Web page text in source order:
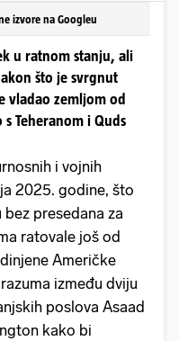
izvore na Googleu
u ratnom stanju, ali
što je svrgnut
vladao zemljom od
Teheranom i Quds
i vojnih
2025. godine, što
presedana za
ratovale još od
Američke
između dviju
poslova Asaad
kako bi